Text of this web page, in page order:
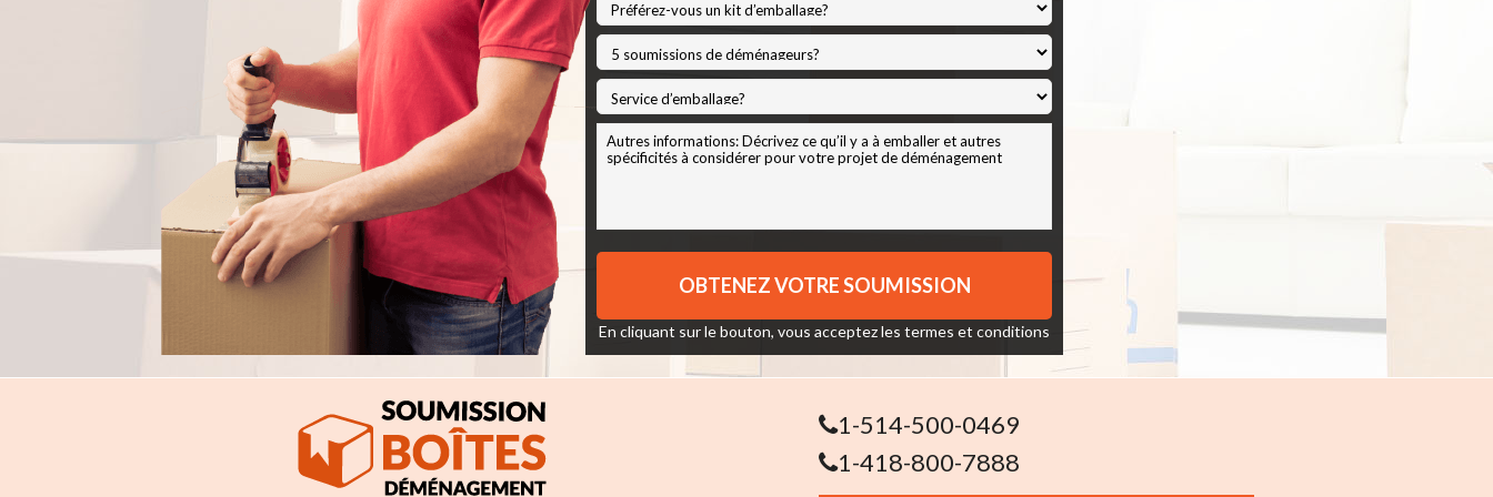
En cliquant sur le bouton, vous acceptez les termes et conditions
1-514-500-0469
1-418-800-7888